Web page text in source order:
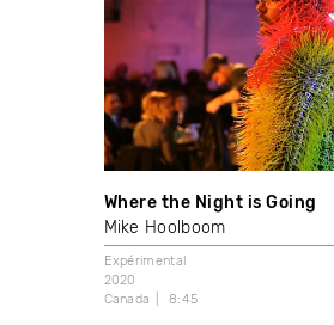
Where the Night is Going
Mike Hoolboom
Expérimental
2020
Canada
8:45